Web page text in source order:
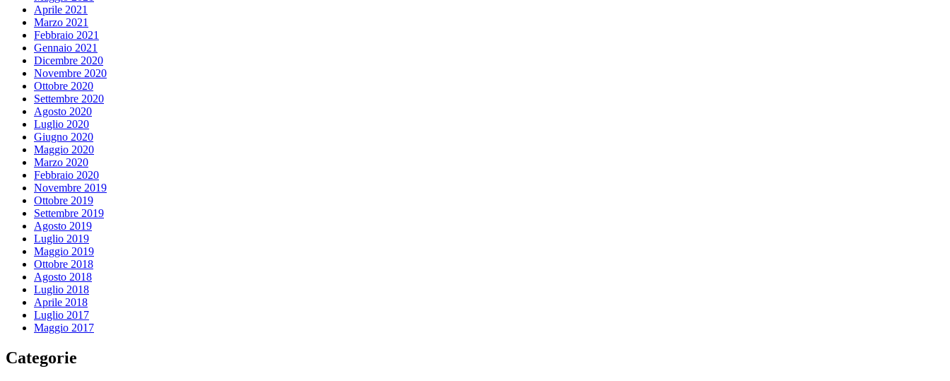
Aprile 2021
Marzo 2021
Febbraio 2021
Gennaio 2021
Dicembre 2020
Novembre 2020
Ottobre 2020
Settembre 2020
Agosto 2020
Luglio 2020
Giugno 2020
Maggio 2020
Marzo 2020
Febbraio 2020
Novembre 2019
Ottobre 2019
Settembre 2019
Agosto 2019
Luglio 2019
Maggio 2019
Ottobre 2018
Agosto 2018
Luglio 2018
Aprile 2018
Luglio 2017
Maggio 2017
Categorie